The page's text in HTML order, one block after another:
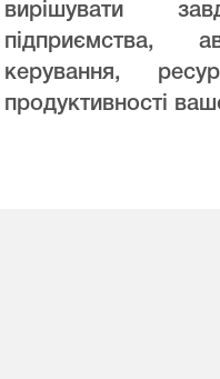
вирішувати
підприємства,
керування,
продуктивності